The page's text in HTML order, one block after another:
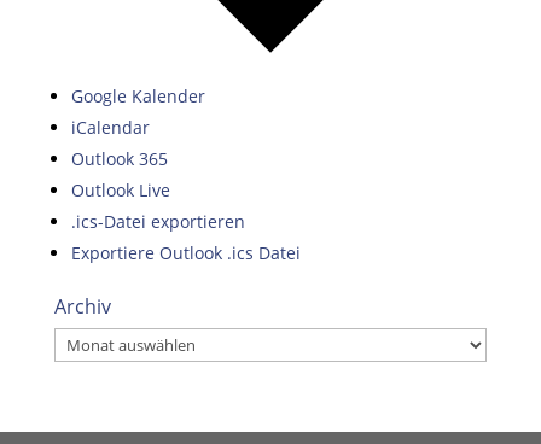
Google Kalender
iCalendar
Outlook 365
Outlook Live
.ics-Datei exportieren
Exportiere Outlook .ics Datei
Archiv
Archiv